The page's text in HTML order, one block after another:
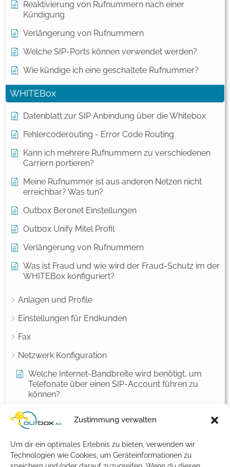
Zustimmung verwalten
Um dir ein optimales Erlebnis zu bieten, verwenden wir
Technologien wie Cookies, um Geräteinformationen zu
Reaktivierung von Rufnummern nach einer
Kündigung
Verlängerung von Rufnummern
Welche SIP-Ports können verwendet werden?
Wie kündige ich eine geschaltete Rufnummer?
WHITEBox
Datenblatt zur SIP Anbindung über die Whitebox
Fehlercoderouting - Error Code Routing
Kann ich mehrere Rufnummern zu verschiedenen
Carriern portieren?
Meine Rufnummer ist aus anderen Netzen nicht
erreichbar? Was tun?
Outbox Beronet Einstellungen
Outbox Unify Mitel Profil
Verlängerung von Rufnummern
Was ist Fraud und wie wird der Fraud-Schutz im der
WHITEBox konfiguriert?
Anlagen und Profile
Einstellungen für Endkunden
Fax
Netzwerk Konfiguration
Welche Internet-Bandbreite wird benötigt, um
Telefonate über einen SIP-Account führen zu
können?
Welche SIP-Ports können verwendet werden?
Wie löse ich NAT-Probleme?
Wie richte ich einen IP-Filter ein?